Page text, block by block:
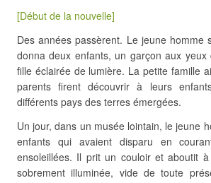
[Début de la nouvelle]
Des années passèrent. Le jeune homme
donna deux enfants, un garçon aux yeux
fille éclairée de lumière. La petite famille
parents firent découvrir à leurs
différents pays des terres émergées.
Un jour, dans un musée lointain, le jeune
enfants qui avaient disparu en
ensoleillées. Il prit un couloir et aboutit
sobrement illuminée, vide de toute